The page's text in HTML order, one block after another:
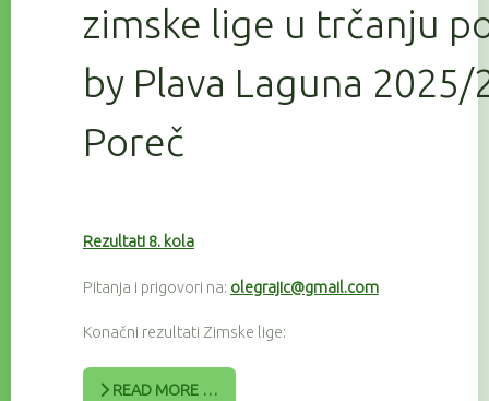
zimske lige u trčanju
by Plava Laguna 2025/
Poreč
Rezultati 8. kola
Pitanja i prigovori na: olegrajic@gmail.com
Konačni rezultati Zimske lige:
READ MORE …